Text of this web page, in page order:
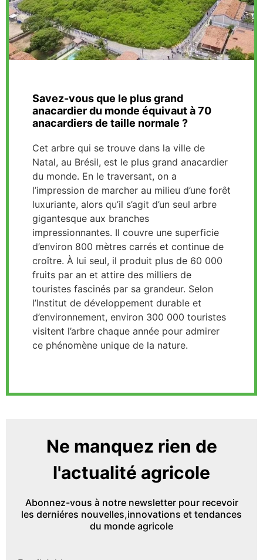
Savez-vous que le plus grand
anacardier du monde équivaut à 70
anacardiers de taille normale ?
Cet arbre qui se trouve dans la ville de
Natal, au Brésil, est le plus grand anacardier
du monde. En le traversant, on a
l’impression de marcher au milieu d’une forêt
luxuriante, alors qu’il s’agit d’un seul arbre
gigantesque aux branches
impressionnantes. Il couvre une superficie
d’environ 800 mètres carrés et continue de
croître. À lui seul, il produit plus de 60 000
fruits par an et attire des milliers de
touristes fascinés par sa grandeur. Selon
l’Institut de développement durable et
d’environnement, environ 300 000 touristes
visitent l’arbre chaque année pour admirer
ce phénomène unique de la nature.
Ne manquez rien de
l'actualité agricole
Abonnez-vous à notre newsletter pour recevoir
les derniéres nouvelles,innovations et tendances
du monde agricole